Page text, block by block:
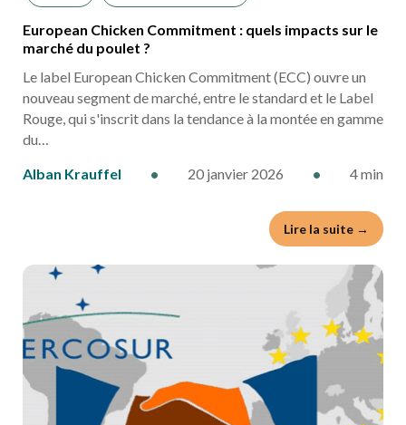
European Chicken Commitment : quels impacts sur le
marché du poulet ?
Le label European Chicken Commitment (ECC) ouvre un
nouveau segment de marché, entre le standard et le Label
Rouge, qui s'inscrit dans la tendance à la montée en gamme
du…
Alban Krauffel
• 20 janvier 2026 • 4 min
Lire la suite →